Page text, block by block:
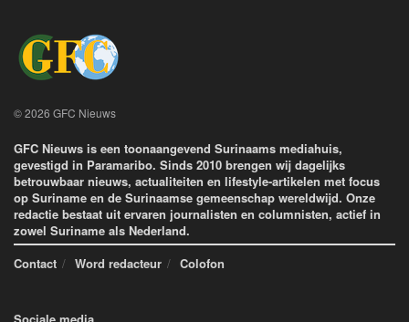
© 2026 GFC Nieuws
GFC Nieuws is een toonaangevend Surinaams mediahuis,
gevestigd in Paramaribo. Sinds 2010 brengen wij dagelijks
betrouwbaar nieuws, actualiteiten en lifestyle-artikelen met focus
op Suriname en de Surinaamse gemeenschap wereldwijd. Onze
redactie bestaat uit ervaren journalisten en columnisten, actief in
zowel Suriname als Nederland.
Contact
Word redacteur Colofon